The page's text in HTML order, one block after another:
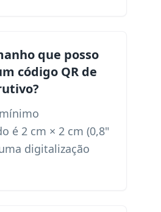
que posso
código QR de
é 2 cm × 2 cm (0,8"
digitalização